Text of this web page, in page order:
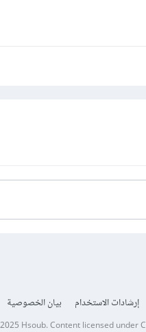
إرشادات الاستخدام بيان الخصوصية
Hsoub.Content licensed under